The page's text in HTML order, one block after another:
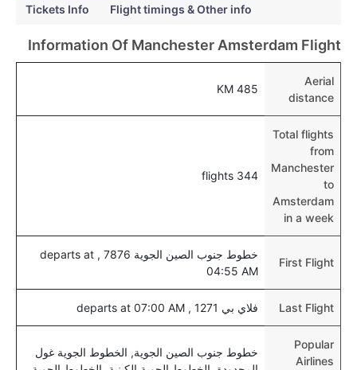
نعم، يمكن حجز فنادق متوسطة التكلفة بالقرب من المطار
عبر اختيار فنادق كليرتريب.
نعم، يتيح مطار أمستردام المطور حديثا هذه الإمكانية
Tickets Info Flight timings & Other info
Information Of Manchester Amsterdam Flight
Aerial
distance
485 KM
Total flights
from
Manchester
to
Amsterdam
in a week
344 flights
First Flight
خطوط جنوب الصين الجوية 7876 , departs at
04:55 AM
Last Flight فلاي بي 1271 , departs at 07:00 AM
Popular
Airlines
خطوط جنوب الصين الجوية, الخطوط الجوية غول